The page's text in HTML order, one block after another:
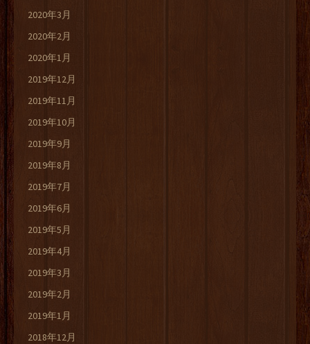
2020年3月
2020年2月
2020年1月
2019年12月
2019年11月
2019年10月
2019年9月
2019年8月
2019年7月
2019年6月
2019年5月
2019年4月
2019年3月
2019年2月
2019年1月
2018年12月